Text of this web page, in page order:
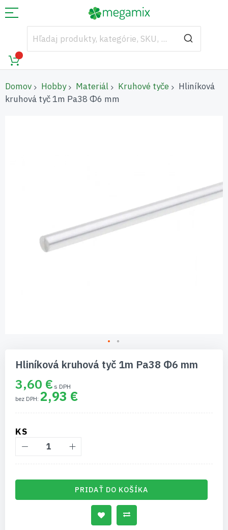
Domov Hobby Materiál Kruhové tyče
Hliníková
kruhová tyč 1m Pa38 Φ6 mm
začiatok
galérie
obrázkov
Hliníková kruhová tyč 1m Pa38 Φ6 mm
3,60 €
2,93 €
KS
PRIDAŤ DO KOŠÍKA